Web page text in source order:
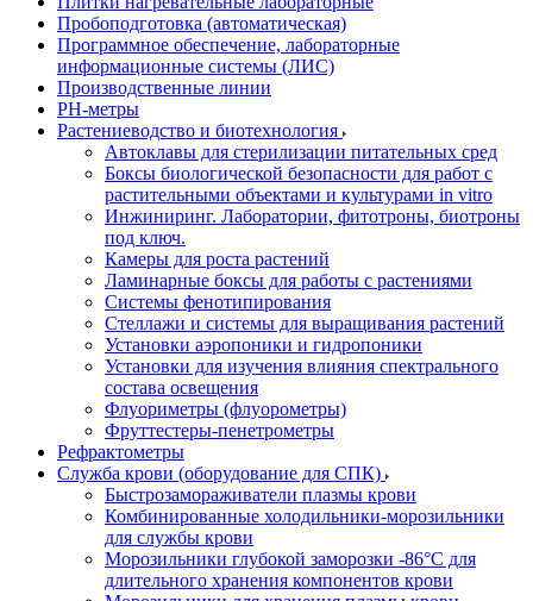
Пробоподготовка (автоматическая)
Программное обеспечение, лабораторные
информационные системы (ЛИС)
Производственные линии
РH-метры
Растениеводство и биотехнология
Автоклавы для стерилизации питательных сред
Боксы биологической безопасности для работ с
растительными объектами и культурами in vitro
Инжиниринг. Лаборатории, фитотроны, биотроны
под ключ.
Камеры для роста растений
Ламинарные боксы для работы с растениями
Системы фенотипирования
Стеллажи и системы для выращивания растений
Установки аэропоники и гидропоники
Установки для изучения влияния спектрального
состава освещения
Флуориметры (флуорометры)
Фруттестеры-пенетрометры
Рефрактометры
Служба крови (оборудование для СПК)
Быстрозамораживатели плазмы крови
Комбинированные холодильники-морозильники
для службы крови
Морозильники глубокой заморозки -86°С для
длительного хранения компонентов крови